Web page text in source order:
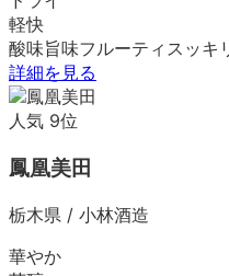
軽快
酸味旨味フルーティ スッキ
詳細を見る
人気 9位
鳳凰美田
栃木県 / 小林酒造
華やか